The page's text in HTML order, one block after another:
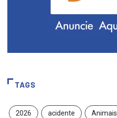
TAGS
2026 acidente Animais